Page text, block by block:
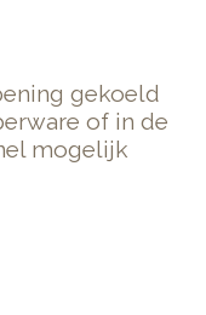
gekoeld
of in de
mogelijk